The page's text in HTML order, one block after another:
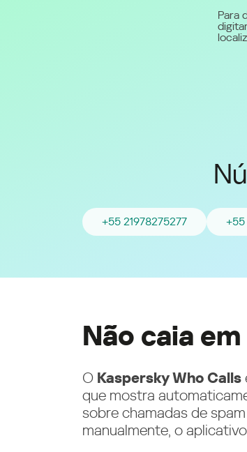
Para
+55 21978275277 +55
Não caia
O Kaspersky Who Calls
que mostra
sobre chamadas de
manualmente, o